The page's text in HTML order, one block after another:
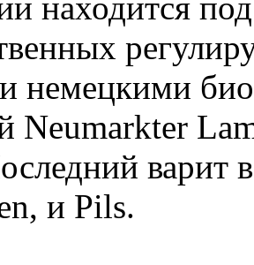
немецкими
Neumarkter
варит
и Pils.